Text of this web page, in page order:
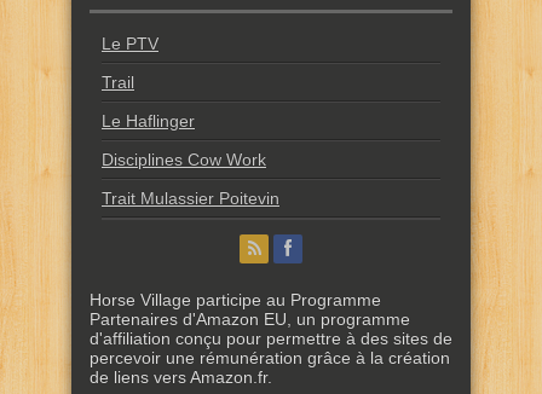
Le PTV
Trail
Le Haflinger
Disciplines Cow Work
Trait Mulassier Poitevin
Horse Village participe au Programme
Partenaires d'Amazon EU, un programme
d'affiliation conçu pour permettre à des sites de
percevoir une rémunération grâce à la création
de liens vers Amazon.fr.